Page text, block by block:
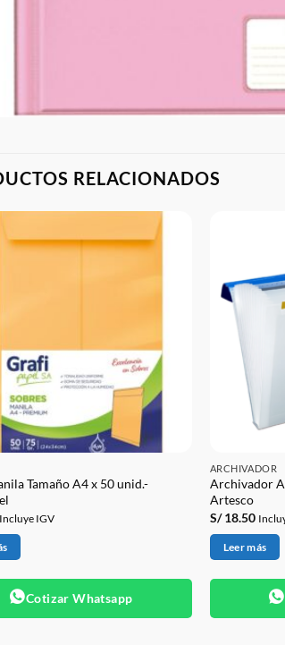
RELACIONADOS
Tamaño A4 x 50 unid.-
Incluye IGV
Cotizar Whatsapp
ARCHIVADOR
Archivador
Artesco
S/18.50
Leer más